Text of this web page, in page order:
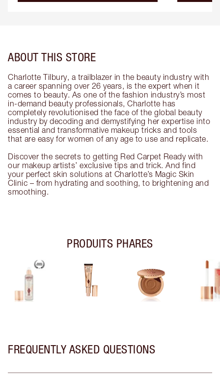
ABOUT THIS STORE
Charlotte Tilbury, a trailblazer in the beauty industry with
a career spanning over 26 years, is the expert when it
comes to beauty. As one of the fashion industry’s most
in-demand beauty professionals, Charlotte has
completely revolutionised the face of the global beauty
industry by decoding and demystifying her expertise into
essential and transformative makeup tricks and tools
that are easy for women of any age to use and replicate.
Discover the secrets to getting Red Carpet Ready with
our makeup artists’ exclusive tips and trick. And find
your perfect skin solutions at Charlotte’s Magic Skin
Clinic – from hydrating and soothing, to brightening and
smoothing.
PRODUITS PHARES
FREQUENTLY ASKED QUESTIONS